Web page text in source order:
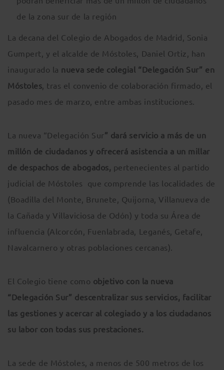
de la zona sur de la región
La decana del Colegio de Abogados de Madrid, Sonia
Gumpert, y el alcalde de Móstoles, Daniel Ortiz, han
inaugurado la nueva sede colegial “Delegación Sur” en
Móstoles, tras el convenio de colaboración firmado, el
pasado mes de marzo, entre ambas instituciones.
La nueva “Delegación Sur” dará servicio a más de un
millón de ciudadanos y ofrecerá asistencia a un millar
de despachos de abogados, pertenecientes al partido
judicial de Móstoles que comprende las localidades de
(Boadilla del Monte, Brunete, Quijorna, Villanueva de
la Cañada y Villaviciosa de Odón) y toda su Área de
influencia (Alcorcón, Fuenlabrada, Leganés, Getafe,
Navalcarnero y otras poblaciones cercanas).
El Colegio tiene como objetivo con la nueva
“Delegación Sur” descentralizar sus servicios, facilitar
las gestiones y acercar al colegiado y a los ciudadanos
su labor con todas sus prestaciones.
La sede de Móstoles, a menos de 500 metros de los